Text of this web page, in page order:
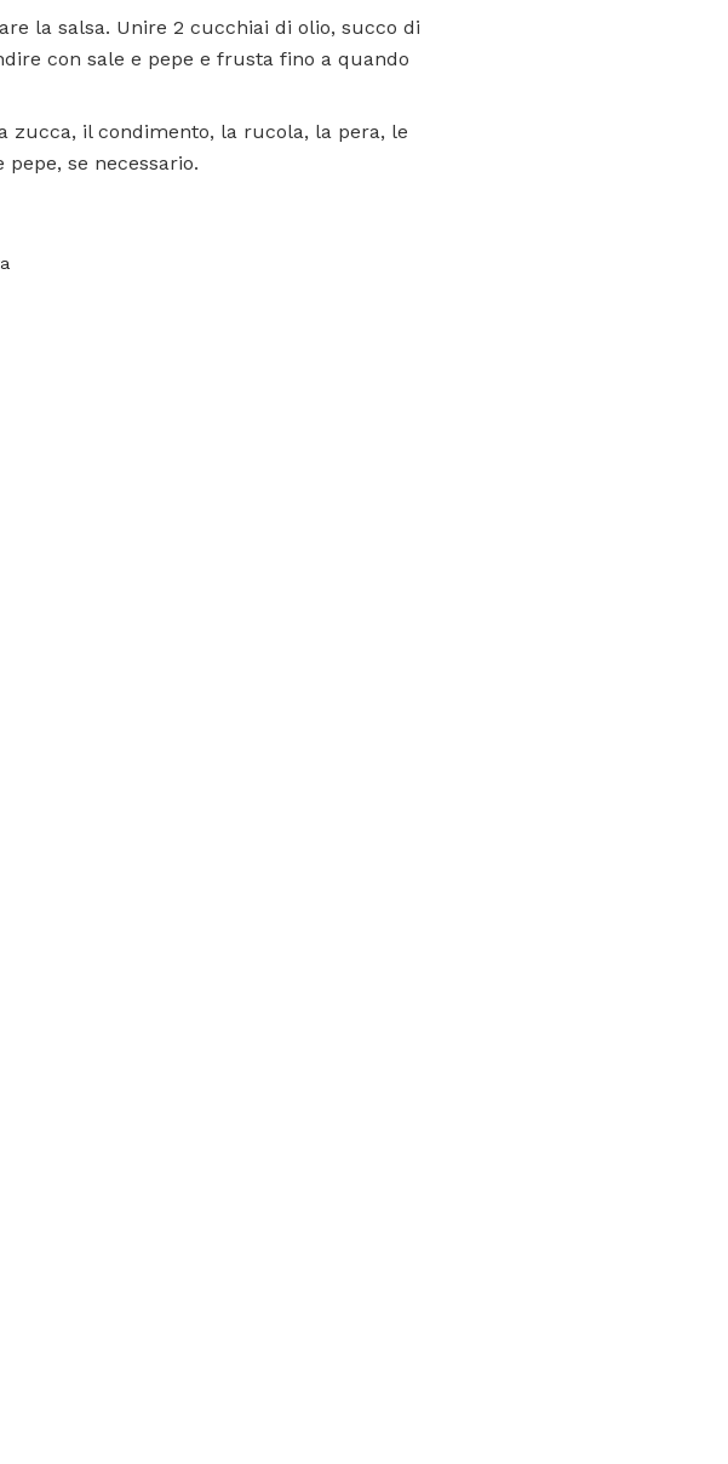
la salsa. Unire 2 cucchiai di olio, succo di
con sale e pepe e frusta fino a quando
zucca, il condimento, la rucola, la pera, le
se necessario.